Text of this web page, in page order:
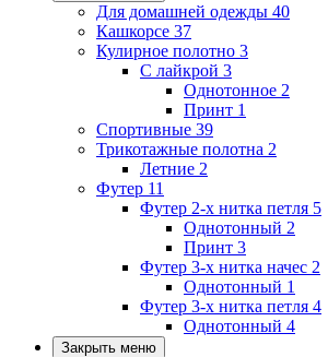
Для домашней одежды 40
Кашкорсе 37
Кулирное полотно 3
С лайкрой 3
Однотонное 2
Принт 1
Спортивные 39
Трикотажные полотна 2
Летние 2
Футер 11
Футер 2-х нитка петля 5
Однотонный 2
Принт 3
Футер 3-х нитка начес 2
Однотонный 1
Футер 3-х нитка петля 4
Однотонный 4
Закрыть меню